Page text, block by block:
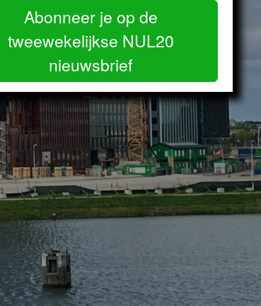
Abonneer je op de
tweewekelijkse NUL20
nieuwsbrief